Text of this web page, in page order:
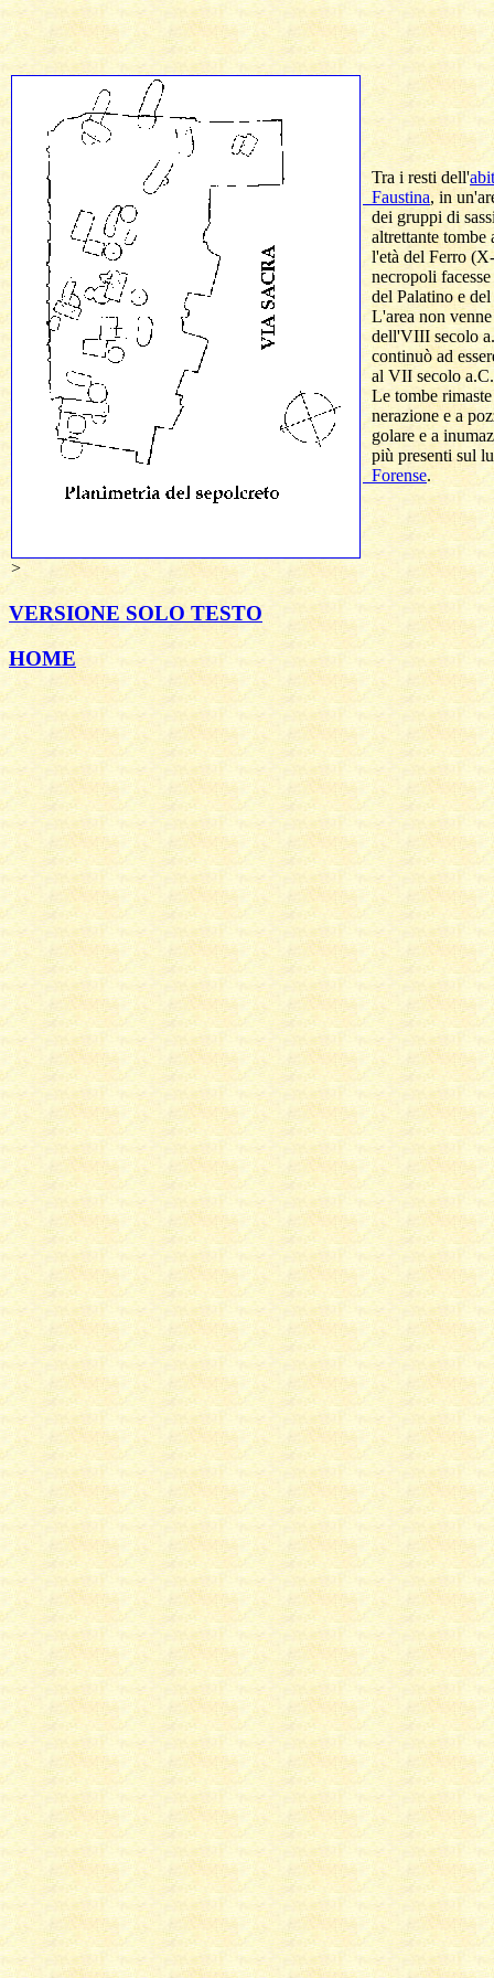
>
  Tra i resti dell'
  Faustina
, in
dei gruppi di
altrettante
l'età del Ferro
necropoli facesse
del Palatino e
L'area non venne
dell'VIII secolo
continuò ad
al VII secolo
Le tombe rimaste
nerazione e a
golare e a
più presenti sul
  Forense
VERSIONE SOLO TESTO
HOME